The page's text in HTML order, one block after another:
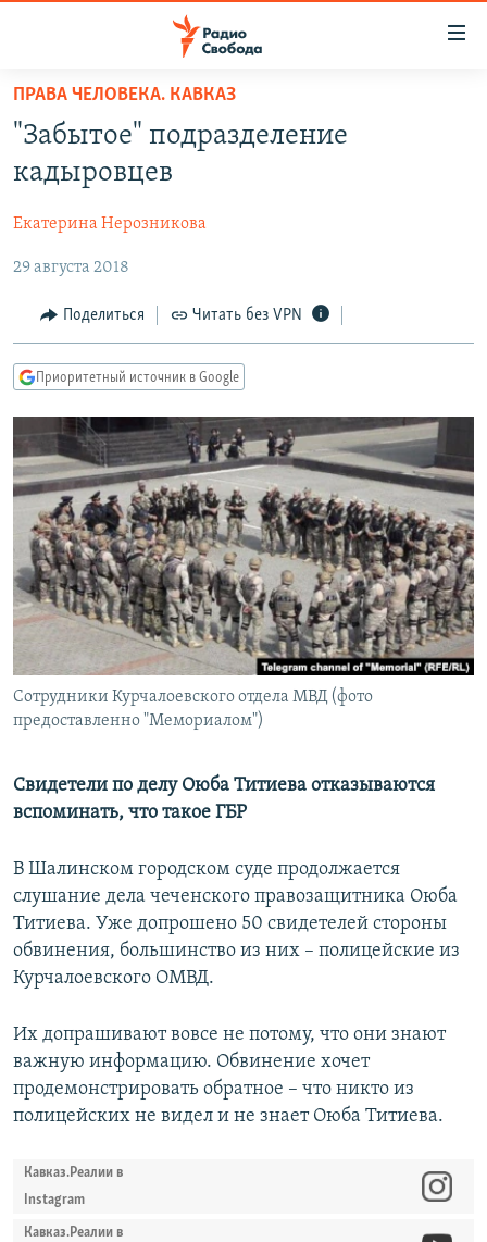
упрощенного
доступа
основному
Вернутся
главной
навигации
Вернутся
поиску
ПРОГРАММЫ
АВТОРСКИЕ ПРОЕКТЫ
ЦИТАТЫ СВОБОДЫ
МНЕНИЯ
КУЛЬТУРА
IDEL.РЕАЛИИ
КАВКАЗ.РЕАЛИИ
СЕВЕР.РЕАЛИИ
СИБИРЬ.РЕАЛИИ
РАСПИСАНИЕ ВЕЩАНИЯ
ПОДПИШИТЕСЬ НА РАССЫЛКУ
СОЦИАЛЬНЫЕ СЕТИ
ПРАВА ЧЕЛОВЕКА. КАВКАЗ
"Забытое" подразделение
кадыровцев
Екатерина Нерозникова
29 августа 2018
Поделиться Читать без VPN
Приоритетный источник в Google
Сотрудники Курчалоевского отдела МВД (фото
предоставленно "Мемориалом")
Свидетели по делу Оюба Титиева отказываются
вспоминать, что такое ГБР
В Шалинском городском суде продолжается
слушание дела чеченского правозащитника Оюба
Титиева. Уже допрошено 50 свидетелей стороны
обвинения, большинство из них – полицейские из
Курчалоевского ОМВД.
Их допрашивают вовсе не потому, что они знают
важную информацию. Обвинение хочет
продемонстрировать обратное – что никто из
полицейских не видел и не знает Оюба Титиева.
Кавказ.Реалии в
Instagram
Кавказ.Реалии в